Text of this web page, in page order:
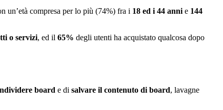
un’età compresa per lo più (74%) fra i 18 ed i 44 anni e 144
o servizi, ed il 65% degli utenti ha acquistato qualcosa dopo
board e di salvare il contenuto di board, lavagne